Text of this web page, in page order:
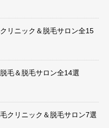
リニック＆脱毛サロン全15
毛＆脱毛サロン全14選
クリニック＆脱毛サロン7選